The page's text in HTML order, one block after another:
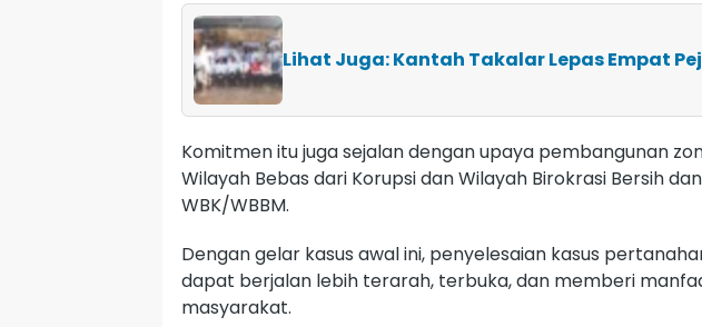
Lihat Juga: Kantah Takalar Lepas Empat
Komitmen itu juga sejalan dengan upaya pembangunan
Wilayah Bebas dari Korupsi dan Wilayah Birokrasi Bersih
WBK/WBBM.
Dengan gelar kasus awal ini, penyelesaian kasus
dapat berjalan lebih terarah, terbuka, dan memberi
masyarakat.